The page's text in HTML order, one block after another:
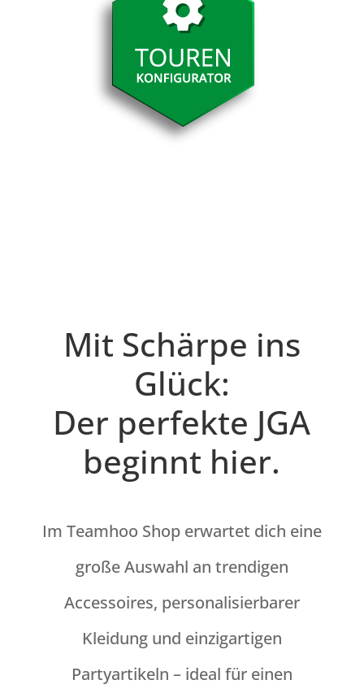
Mit Schärpe ins
Glück:
Der perfekte JGA
beginnt hier.
Im Teamhoo Shop erwartet dich eine
große Auswahl an trendigen
Accessoires, personalisierbarer
Kleidung und einzigartigen
Partyartikeln – ideal für einen